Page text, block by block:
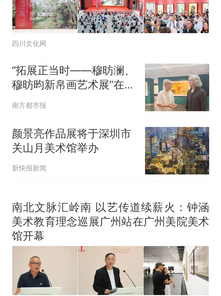
空调24小时开着反而更省电？
电力部门回应
佛山一中学招聘物理教师，笔
核查
全部作废，公平么？
四川文化网
“拓展正当时——穆昉澜、
穆昉昀新帛画艺术展”在京
展出
南方都市报
颜景亮作品展将于深圳市
关山月美术馆举办
新快报新闻
南北文脉汇岭南 以艺传道续薪火：钟涵
美术教育理念巡展广州站在广州美院美术
馆开幕